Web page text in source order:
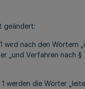
geändert:
wird nach den Wörtern
„und Verfahren nach
werden die Wörter